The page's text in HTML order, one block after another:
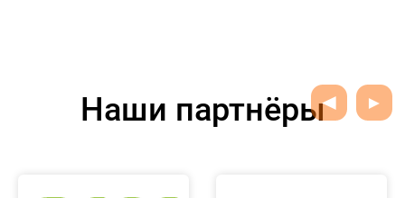
Наши партнёры